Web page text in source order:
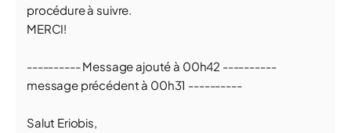
procédure à suivre.
MERCI!
---------- Message ajouté à 00h42 ----------
message précédent à 00h31 ----------
Salut Eriobis,